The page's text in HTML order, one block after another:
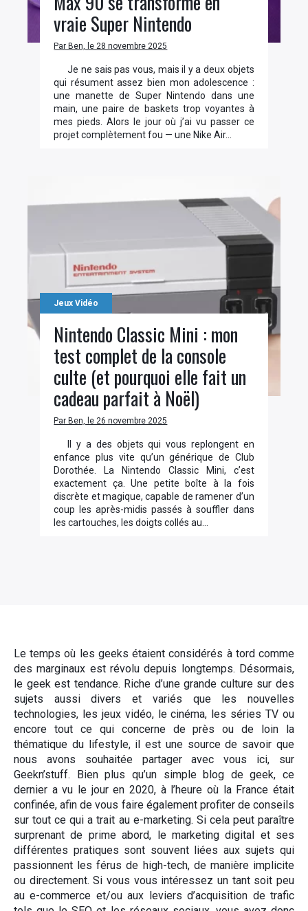
Le temps où les geeks étaient considérés à tord comme
des marginaux est révolu depuis longtemps. Désormais,
le geek est tendance. Riche d’une grande culture sur des
sujets aussi divers et variés que les nouvelles
technologies, les jeux vidéo, le cinéma, les séries TV ou
encore tout ce qui concerne de près ou de loin la
thématique du lifestyle, il est une source de savoir que
nous avons souhaitée partager avec vous ici, sur
Geekn’stuff. Bien plus qu’un simple blog de geek, ce
dernier a vu le jour en 2020, à l’heure où la France était
confinée, afin de vous faire également profiter de conseils
sur tout ce qui a trait au e-marketing. Si cela peut paraître
surprenant de prime abord, le marketing digital et ses
différentes pratiques sont souvent liées aux sujets qui
passionnent les férus de high-tech, de manière implicite
ou directement. Si vous vous intéressez un tant soit peu
au e-commerce et/ou aux leviers d’acquisition de trafic
vraie Super Nintendo
Par Ben, le 28 novembre 2025
Je ne sais pas vous, mais il y a deux objets
qui résument assez bien mon adolescence :
une manette de Super Nintendo dans une
main, une paire de baskets trop voyantes à
mes pieds. Alors le jour où j’ai vu passer ce
projet complètement fou — une Nike Air…
Jeux Vidéo
Nintendo Classic Mini : mon
test complet de la console
culte (et pourquoi elle fait un
cadeau parfait à Noël)
Par Ben, le 26 novembre 2025
Il y a des objets qui vous replongent en
enfance plus vite qu’un générique de Club
Dorothée. La Nintendo Classic Mini, c’est
exactement ça. Une petite boîte à la fois
discrète et magique, capable de ramener d’un
coup les après-midis passés à souffler dans
les cartouches, les doigts collés au…